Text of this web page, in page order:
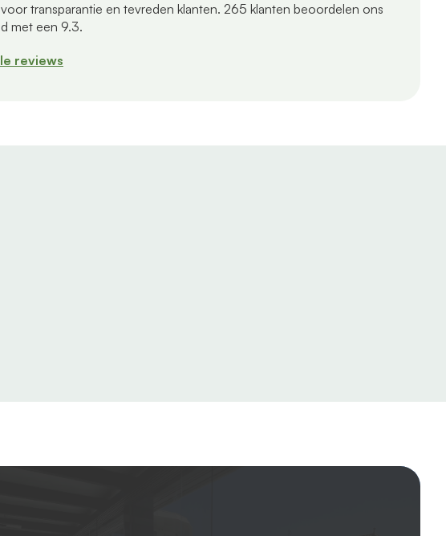
transparantie en tevreden klanten. 265 klanten beoordelen ons
met een 9.3.
reviews